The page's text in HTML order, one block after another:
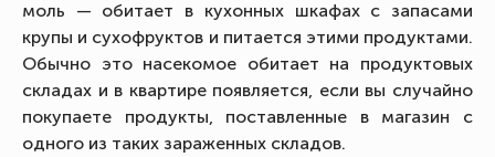
моль — обитает в кухонных шкафах с запасами
крупы и сухофруктов и питается этими продуктами.
Обычно это насекомое обитает на продуктовых
складах и в квартире появляется, если вы случайно
покупаете продукты, поставленные в магазин с
одного из таких зараженных складов.